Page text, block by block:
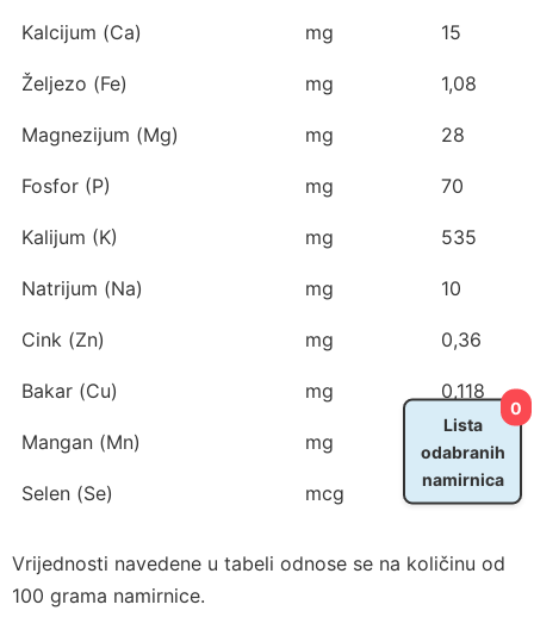
Kalcijum (Ca) mg 15
Željezo (Fe) mg 1,08
Magnezijum (Mg) mg 28
Fosfor (P) mg 70
Kalijum (K) mg 535
Natrijum (Na) mg 10
Cink (Zn) mg 0,36
Bakar (Cu) mg 0,118
Mangan (Mn) mg 0,219
Selen (Se) mcg 0,4
Vrijednosti navedene u tabeli odnose se na količinu od
100 grama namirnice.
0
Lista
odabranih
namirnica